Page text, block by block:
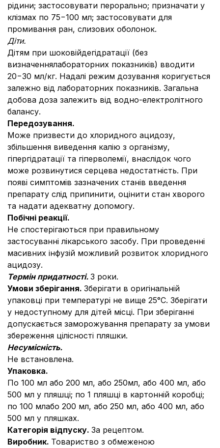
рідини; застосовувати перорально; призначати у
клізмах по 75−100 мл; застосовувати для
промивання ран, слизових оболонок.
Діти.
Дітям при шоковійдегідратації (без
визначеннялабораторних показників) вводити
20−30 мл/кг. Надалі режим дозування коригується
залежно від лабораторних показників. Загальна
добова доза залежить від водно-електролітного
балансу.
Передозування.
Може призвести до хлоридного ацидозу,
збільшення виведення калію з організму,
гіпергідратації та гіперволемії, внаслідок чого
може розвинутися серцева недостатність. При
появі симптомів зазначених станів введення
препарату слід припинити, оцінити стан хворого
та надати адекватну допомогу.
Побічні реакції.
Не спостерігаються при правильному
застосуванні лікарського засобу. При проведенні
масивних інфузій можливий розвиток хлоридного
ацидозу.
Термін придатності. 3 роки.
Умови зберігання. Зберігати в оригінальній
упаковці при температурі не вище 25°С. Зберігати
у недоступному для дітей місці. При зберіганні
допускається заморожування препарату за умови
збереження цілісності пляшки.
Несумісність.
Не встановлена.
Упаковка.
По 100 мл або 200 мл, або 250мл, або 400 мл, або
500 мл у пляшці; по 1 пляшці в картонній коробці;
по 100 млабо 200 мл, або 250 мл, або 400 мл, або
500 мл у пляшках.
Категорія відпуску. За рецептом.
Виробник. Товариство з обмеженою